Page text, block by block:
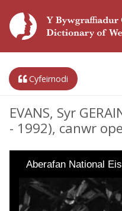
Cyfeirnodi
EVANS, Syr
- 1992), canwr
Aberafan National